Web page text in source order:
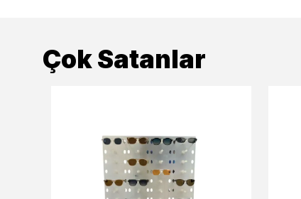
Çok Satanlar